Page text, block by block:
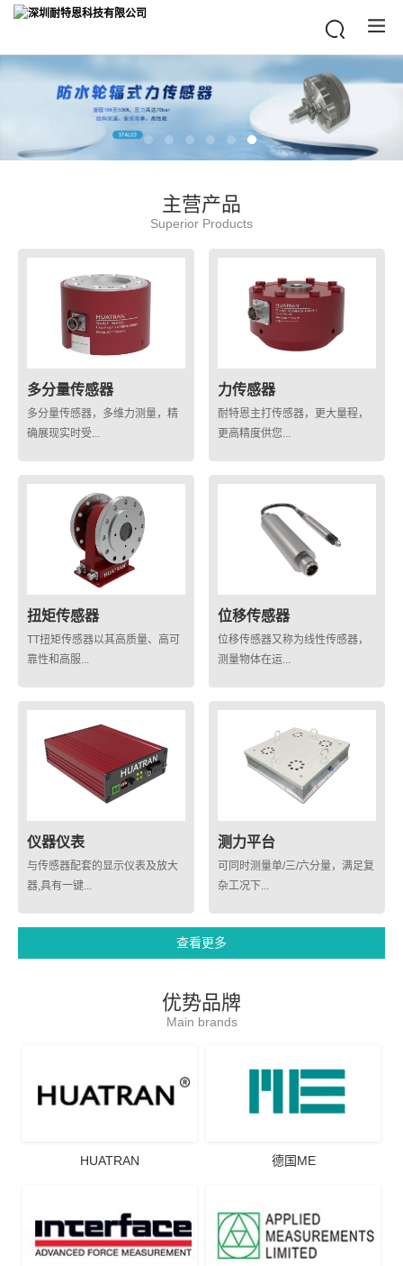
主营产品
Superior Products
多分量传感器
多分量传感器，多维力测量，精
确展现实时受...
力传感器
耐特恩主打传感器，更大量程，
更高精度供您...
扭矩传感器
TT扭矩传感器以其高质量、高可
靠性和高服...
位移传感器
位移传感器又称为线性传感器，
测量物体在运...
仪器仪表
与传感器配套的显示仪表及放大
器,具有一键...
测力平台
可同时测量单/三/六分量，满足复
杂工况下...
查看更多
优势品牌
Main brands
HUATRAN 德国ME